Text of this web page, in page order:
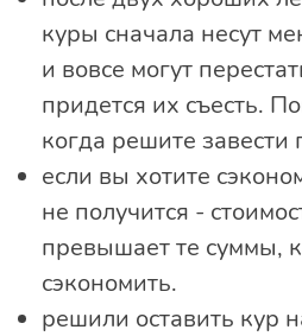
куры сначала несут
и вовсе могут
придется их съесть.
когда решите завести
если вы хотите
не получится -
превышает те суммы,
сэкономить.
решили оставить кур